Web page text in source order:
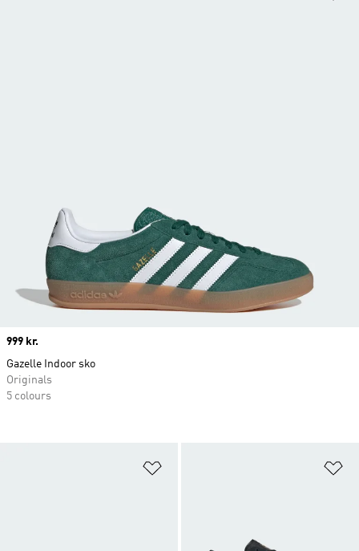
Price
999 kr.
Gazelle Indoor sko
Originals
5 colours